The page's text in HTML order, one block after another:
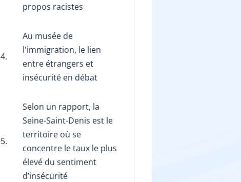
propos racistes
4.
Au musée de
l'immigration, le lien
entre étrangers et
insécurité en débat
5.
Selon un rapport, la
Seine-Saint-Denis est le
territoire où se
concentre le taux le plus
élevé du sentiment
d’insécurité